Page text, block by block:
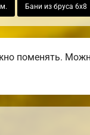
Бани из бруса 6х8
поменять.